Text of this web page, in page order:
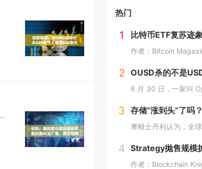
热门
1
2
3 存储“涨到头”了吗？
4